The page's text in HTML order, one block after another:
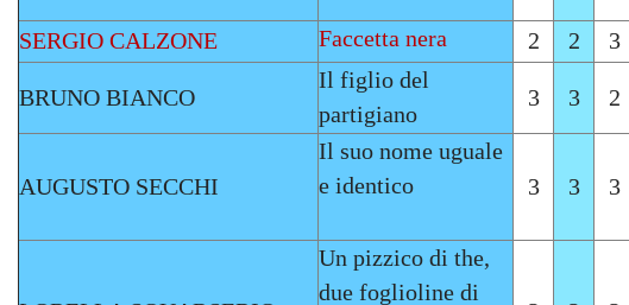
SERGIO CALZONE Faccetta nera 2 2 3
BRUNO BIANCO
Il figlio del
partigiano
3 3 2
AUGUSTO SECCHI
Il suo nome uguale
e identico
3 3 3
Un pizzico di the,
due foglioline di